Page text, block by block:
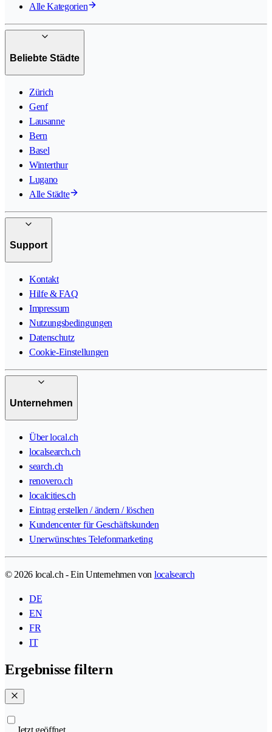
Alle Kategorien
Beliebte Städte
Zürich
Genf
Lausanne
Bern
Basel
Winterthur
Lugano
Alle Städte
Support
Kontakt
Hilfe & FAQ
Impressum
Nutzungsbedingungen
Datenschutz
Cookie-Einstellungen
Unternehmen
Über local.ch
localsearch.ch
search.ch
renovero.ch
localcities.ch
Eintrag erstellen / ändern / löschen
Kundencenter für Geschäftskunden
Unerwünschtes Telefonmarketing
© 2026 local.ch - Ein Unternehmen von localsearch
DE
EN
FR
IT
Ergebnisse filtern
Jetzt geöffnet